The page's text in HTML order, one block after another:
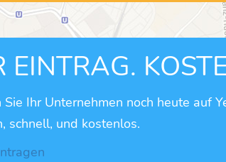
EINTRAG.
Sie Ihr Unternehmen noch heute auf
schnell, und kostenlos.